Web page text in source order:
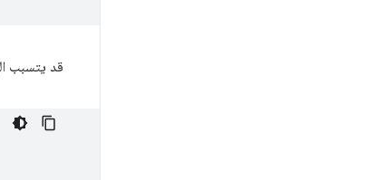
قد يتسبب